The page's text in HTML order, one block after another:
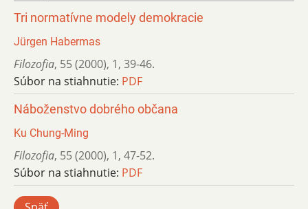
Tri normatívne modely demokracie
Jürgen Habermas
Filozofia, 55 (2000), 1, 39-46.
Súbor na stiahnutie: PDF
Náboženstvo dobrého občana
Ku Chung-Ming
Filozofia, 55 (2000), 1, 47-52.
Súbor na stiahnutie: PDF